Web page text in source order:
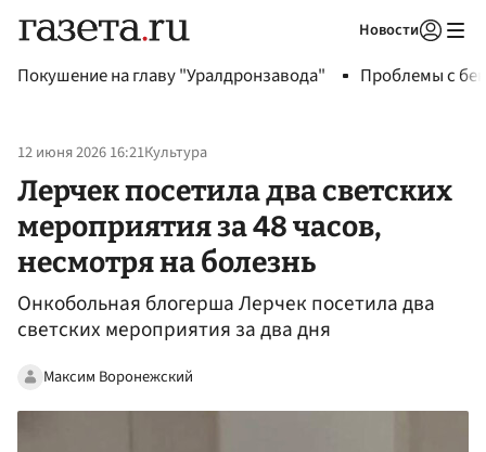
Новости
Покушение на главу "Уралдронзавода" Проблемы с
12 июня 2026 16:21Культура
Лерчек посетила два светских
мероприятия за 48 часов,
несмотря на болезнь
Онкобольная блогерша Лерчек посетила два
светских мероприятия за два дня
Максим Воронежский